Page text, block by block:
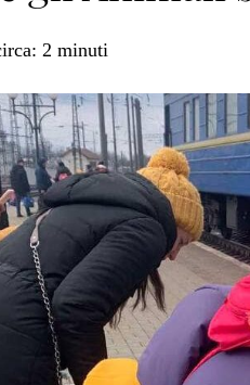
span>
2 minuti